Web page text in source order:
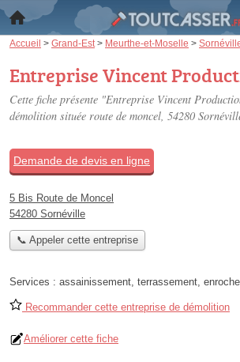
Accueil > Grand-Est > Meurthe-et-Moselle >
Entreprise Vincent
Cette fiche présente "Entreprise Vincent
démolition située route de moncel, 54280
Demande de devis en ligne
5 Bis Route de Moncel
54280 Sornéville
📞 Appeler cette entreprise
Services : assainissement, terrassement,
Recommander cette entreprise de démolition
Améliorer cette fiche